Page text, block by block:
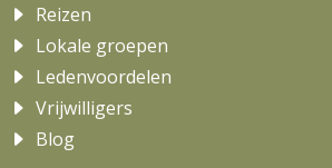
Reizen
Lokale groepen
Ledenvoordelen
Vrijwilligers
Blog